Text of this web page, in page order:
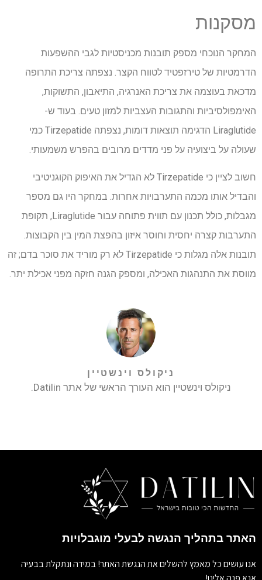
מסקנות
המחקר הנוכחי מספק תובנות מכניסטיות לגבי ההשפעות
הדרמטיות של טירזפטיד לטווח הקצר. נצפתה צריכת התרופה
מדכאת בעוצמה את צריכת האנרגיה, התיאבון, התשוקות,
האימפולסיביות והתגובות העצביות למזון טעים. בעוד ש-
Liraglutide הדגימה תוצאות דומות, נצפתה Tirzepatide כמי
שעולה על ביצועיה על פני מדדים מרובים בהפרש משמעותי.
חשוב לציין כי Tirzepatide לא הגדיל את האיפוק הקוגניטיבי
והבדיל אותו מכמה התערבויות אחרות. במחקר היו גם מספר
מגבלות, כולל תכנון עם תווית פתוחה עבור Liraglutide, תקופת
התערבות קצרה יחסית וחוסר איזון בהפצת המין בין הקבוצות.
תובנות אלה מגלות כי Tirzepatide לא רק מוריד את סוכר בדם; זה
מווסת את התנהגות האכילה, ומספק הגנה חזקה מפני אכילת יתר.
ניקולס וינשטיין
ניקולס וינשטיין הוא העורך הראשי של אתר Datilin.
האתר בתהליך הנגשה לבעלי מוגבלויות
אנו עושים כל מאמץ להשלים את הנגשת האתר! במידה ונתקלת בבעיה